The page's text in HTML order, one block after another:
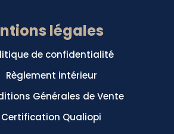
légales
de confidentialité
Règlement intérieur
Générales de Vente
Certification Qualiopi